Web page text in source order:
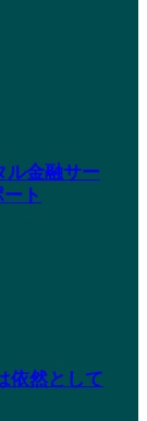
ル金融サー
ト
依然として